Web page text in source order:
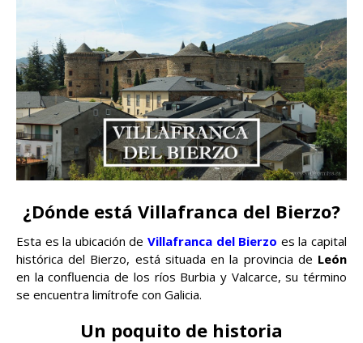
¿Dónde está Villafranca del Bierzo?
Esta es la ubicación de Villafranca del Bierzo es la capital
histórica del Bierzo, está situada en la provincia de León
en la confluencia de los ríos Burbia y Valcarce, su término
se encuentra limítrofe con Galicia.
Un poquito de historia